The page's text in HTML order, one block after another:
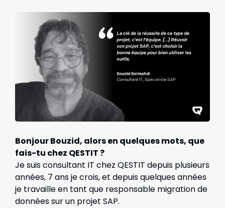
Bonjour Bouzid, alors en quelques mots, que
fais-tu chez QESTIT ?
Je suis consultant IT chez QESTIT depuis plusieurs
années, 7 ans je crois, et depuis quelques années
je travaille en tant que responsable migration de
données sur un projet SAP.